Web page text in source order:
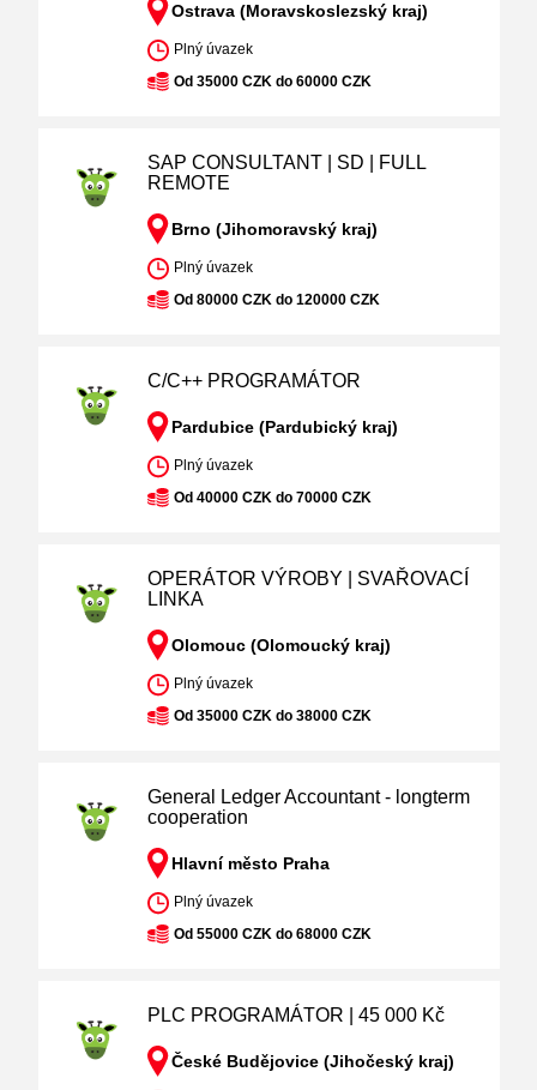
Ostrava (Moravskoslezský kraj)
Plný úvazek
Od 35000 CZK do 60000 CZK
SAP CONSULTANT | SD | FULL
REMOTE
Brno (Jihomoravský kraj)
Plný úvazek
Od 80000 CZK do 120000 CZK
C/C++ PROGRAMÁTOR
Pardubice (Pardubický kraj)
Plný úvazek
Od 40000 CZK do 70000 CZK
OPERÁTOR VÝROBY | SVAŘOVACÍ
LINKA
Olomouc (Olomoucký kraj)
Plný úvazek
Od 35000 CZK do 38000 CZK
General Ledger Accountant - longterm
cooperation
Hlavní město Praha
Plný úvazek
Od 55000 CZK do 68000 CZK
PLC PROGRAMÁTOR | 45 000 Kč
České Budějovice (Jihočeský kraj)